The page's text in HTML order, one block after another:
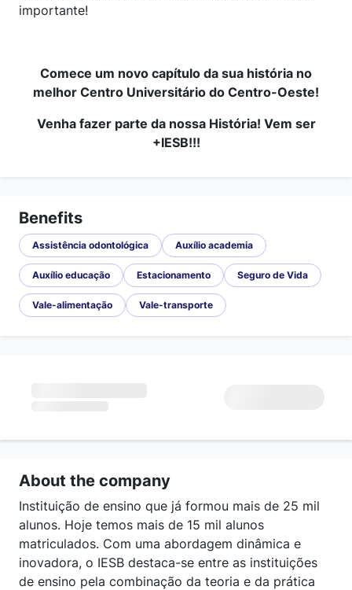
importante!
Comece um novo capítulo da sua história no
melhor Centro Universitário do Centro-Oeste!
Venha fazer parte da nossa História! Vem ser
+IESB!!!
Benefits
Assistência odontológica Auxílio academia
Auxílio educação Estacionamento Seguro de Vida
Vale-alimentação Vale-transporte
About the company
Instituição de ensino que já formou mais de 25 mil
alunos. Hoje temos mais de 15 mil alunos
matriculados. Com uma abordagem dinâmica e
inovadora, o IESB destaca-se entre as instituições
de ensino pela combinação da teoria e da prática